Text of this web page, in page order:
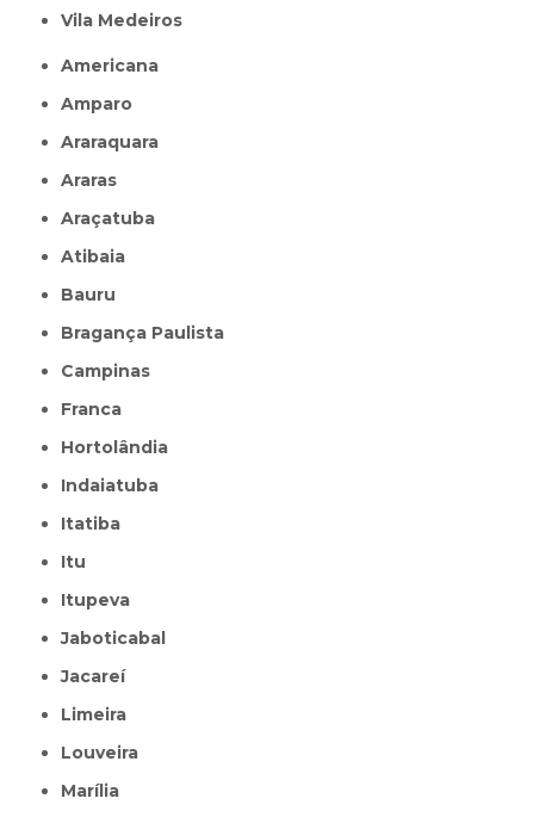
Vila Medeiros
Americana
Amparo
Araraquara
Araras
Araçatuba
Atibaia
Bauru
Bragança Paulista
Campinas
Franca
Hortolândia
Indaiatuba
Itatiba
Itu
Itupeva
Jaboticabal
Jacareí
Limeira
Louveira
Marília